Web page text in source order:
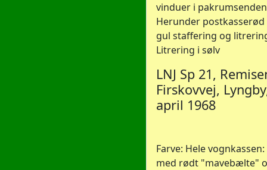
vinduer i
Herunder postkasserød
gul staffering og
Litrering i sølv
LNJ Sp 21,
Firskovvej,
april 1968
Farve: Hele vognkassen:
med rødt "mavebælte"